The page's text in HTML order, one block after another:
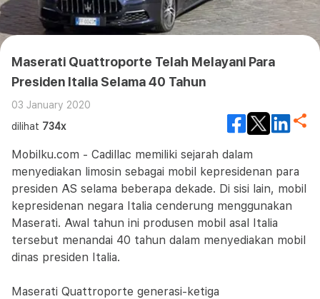
Maserati Quattroporte Telah Melayani Para
Presiden Italia Selama 40 Tahun
03 January 2020
dilihat 734x
Mobilku.com - Cadillac memiliki sejarah dalam
menyediakan limosin sebagai mobil kepresidenan para
presiden AS selama beberapa dekade. Di sisi lain, mobil
kepresidenan negara Italia cenderung menggunakan
Maserati. Awal tahun ini produsen mobil asal Italia
tersebut menandai 40 tahun dalam menyediakan mobil
dinas presiden Italia.
Maserati Quattroporte generasi-ketiga